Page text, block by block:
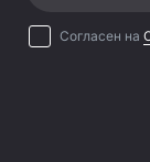
Согласен на